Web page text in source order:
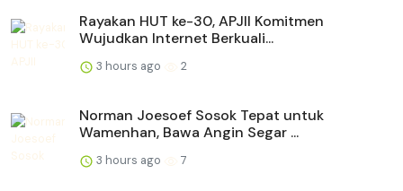
Rayakan HUT ke-30, APJII Komitmen
Wujudkan Internet Berkuali...
3 hours ago 2
Norman Joesoef Sosok Tepat untuk
Wamenhan, Bawa Angin Segar ...
3 hours ago 7